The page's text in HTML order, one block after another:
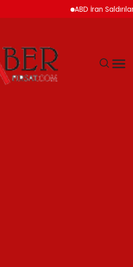
ABD İran Saldırılarını